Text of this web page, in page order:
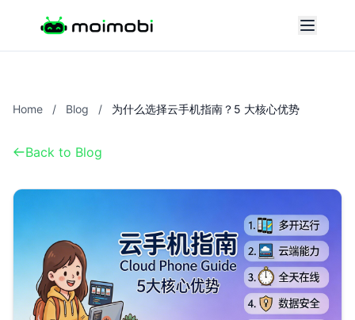
Home / Blog / 为什么选择云手机指南？5 大核心优势
Back to Blog